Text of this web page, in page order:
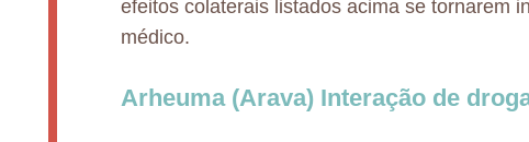
efeitos colaterais listados acima se tornarem
médico.
Arheuma (Arava) Interação de